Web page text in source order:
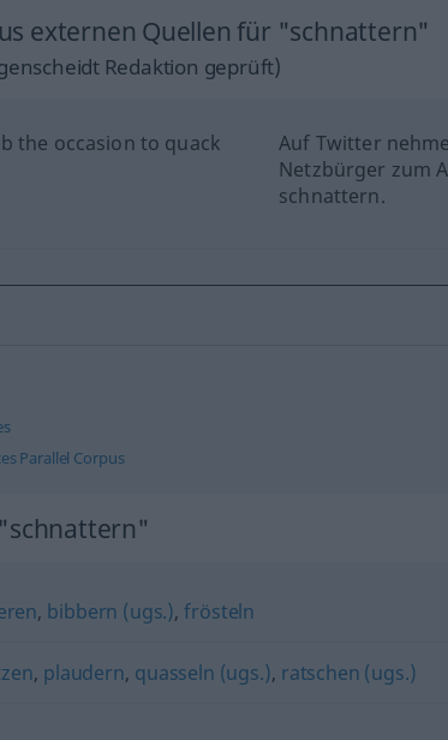
externen Quellen für "schnattern"
Redaktion geprüft)
the occasion to quack
Auf Twitter
Netzbürger zum
schnattern.
Parallel Corpus
, bibbern (ugs.),frösteln
, plaudern, quasseln (ugs.), ratschen (ugs.)